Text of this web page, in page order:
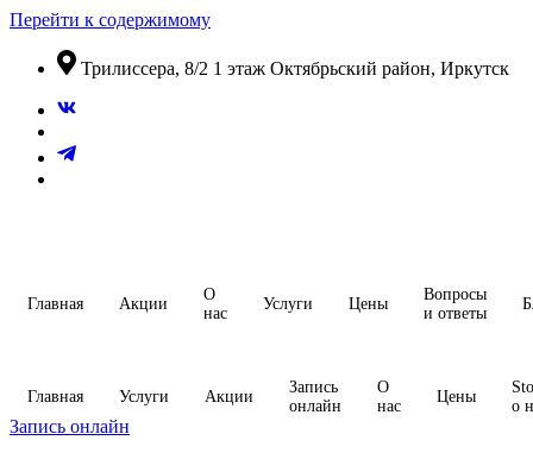
Перейти к содержимому
​Трилиссера, 8/2​ 1 этаж​ Октябрьский район, Иркутск
Главная Акции
О
нас
Услуги Цены
Вопросы
и ответы
Главная Услуги Акции
Запись
онлайн
О
нас
Цены
о
Запись онлайн